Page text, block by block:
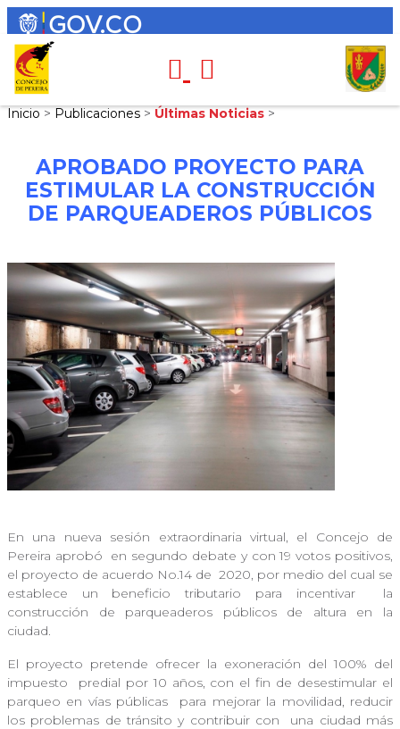
Inicio > Publicaciones > Últimas Noticias >
APROBADO PROYECTO PARA
ESTIMULAR LA CONSTRUCCIÓN
DE PARQUEADEROS PÚBLICOS
En una nueva sesión extraordinaria virtual, el Concejo de
Pereira aprobó
en segundo debate y con 19 votos positivos,
el proyecto de acuerdo No.14 de 2020, por medio del cual se
establece un beneficio tributario para incentivar
la
construcción de parqueaderos públicos de altura en la
ciudad.
El proyecto pretende ofrecer la exoneración del 100% del
impuesto
predial por 10 años, con el fin de desestimular el
parqueo en vías públicas
para mejorar la movilidad, reducir
los problemas de tránsito y contribuir con
una ciudad más